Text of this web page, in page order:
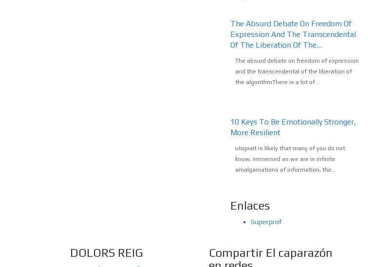
The Absurd Debate On Freedom Of
Expression And The Transcendental
Of The Liberation Of The…
The absurd debate on freedom of expression
and the transcendental of the liberation of
the algorithmThere is a lot of...
10 Keys To Be Emotionally Stronger,
More Resilient
utopiaIt is likely that many of you do not
know, immersed as we are in infinite
amalgamations of information, the...
Enlaces
Superprof
DOLORS REIG
Compartir El caparazón